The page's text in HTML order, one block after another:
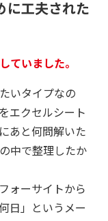
に工夫された
ていました。
いタイプなの
エクセルシート
あと何問解いた
中で整理したか
ォーサイトから
日」というメー